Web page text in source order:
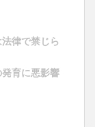
律で禁じら
育に悪影響